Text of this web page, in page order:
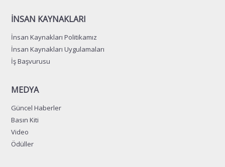
İNSAN KAYNAKLARI
İnsan Kaynakları Politikamız
İnsan Kaynakları Uygulamaları
İş Başvurusu
MEDYA
Güncel Haberler
Basın Kiti
Video
Ödüller